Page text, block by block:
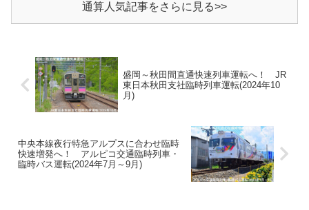
通算人気記事をさらに見る>>
盛岡～秋田間直通快速列車運転へ！ JR
東日本秋田支社臨時列車運転(2024年10
月)
中央本線夜行特急アルプスに合わせ臨時
快速増発へ！ アルピコ交通臨時列車・
臨時バス運転(2024年7月～9月)